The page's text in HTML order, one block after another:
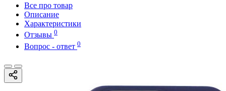
Все про товар
Описание
Характеристики
Отзывы 0
Вопрос - ответ 0